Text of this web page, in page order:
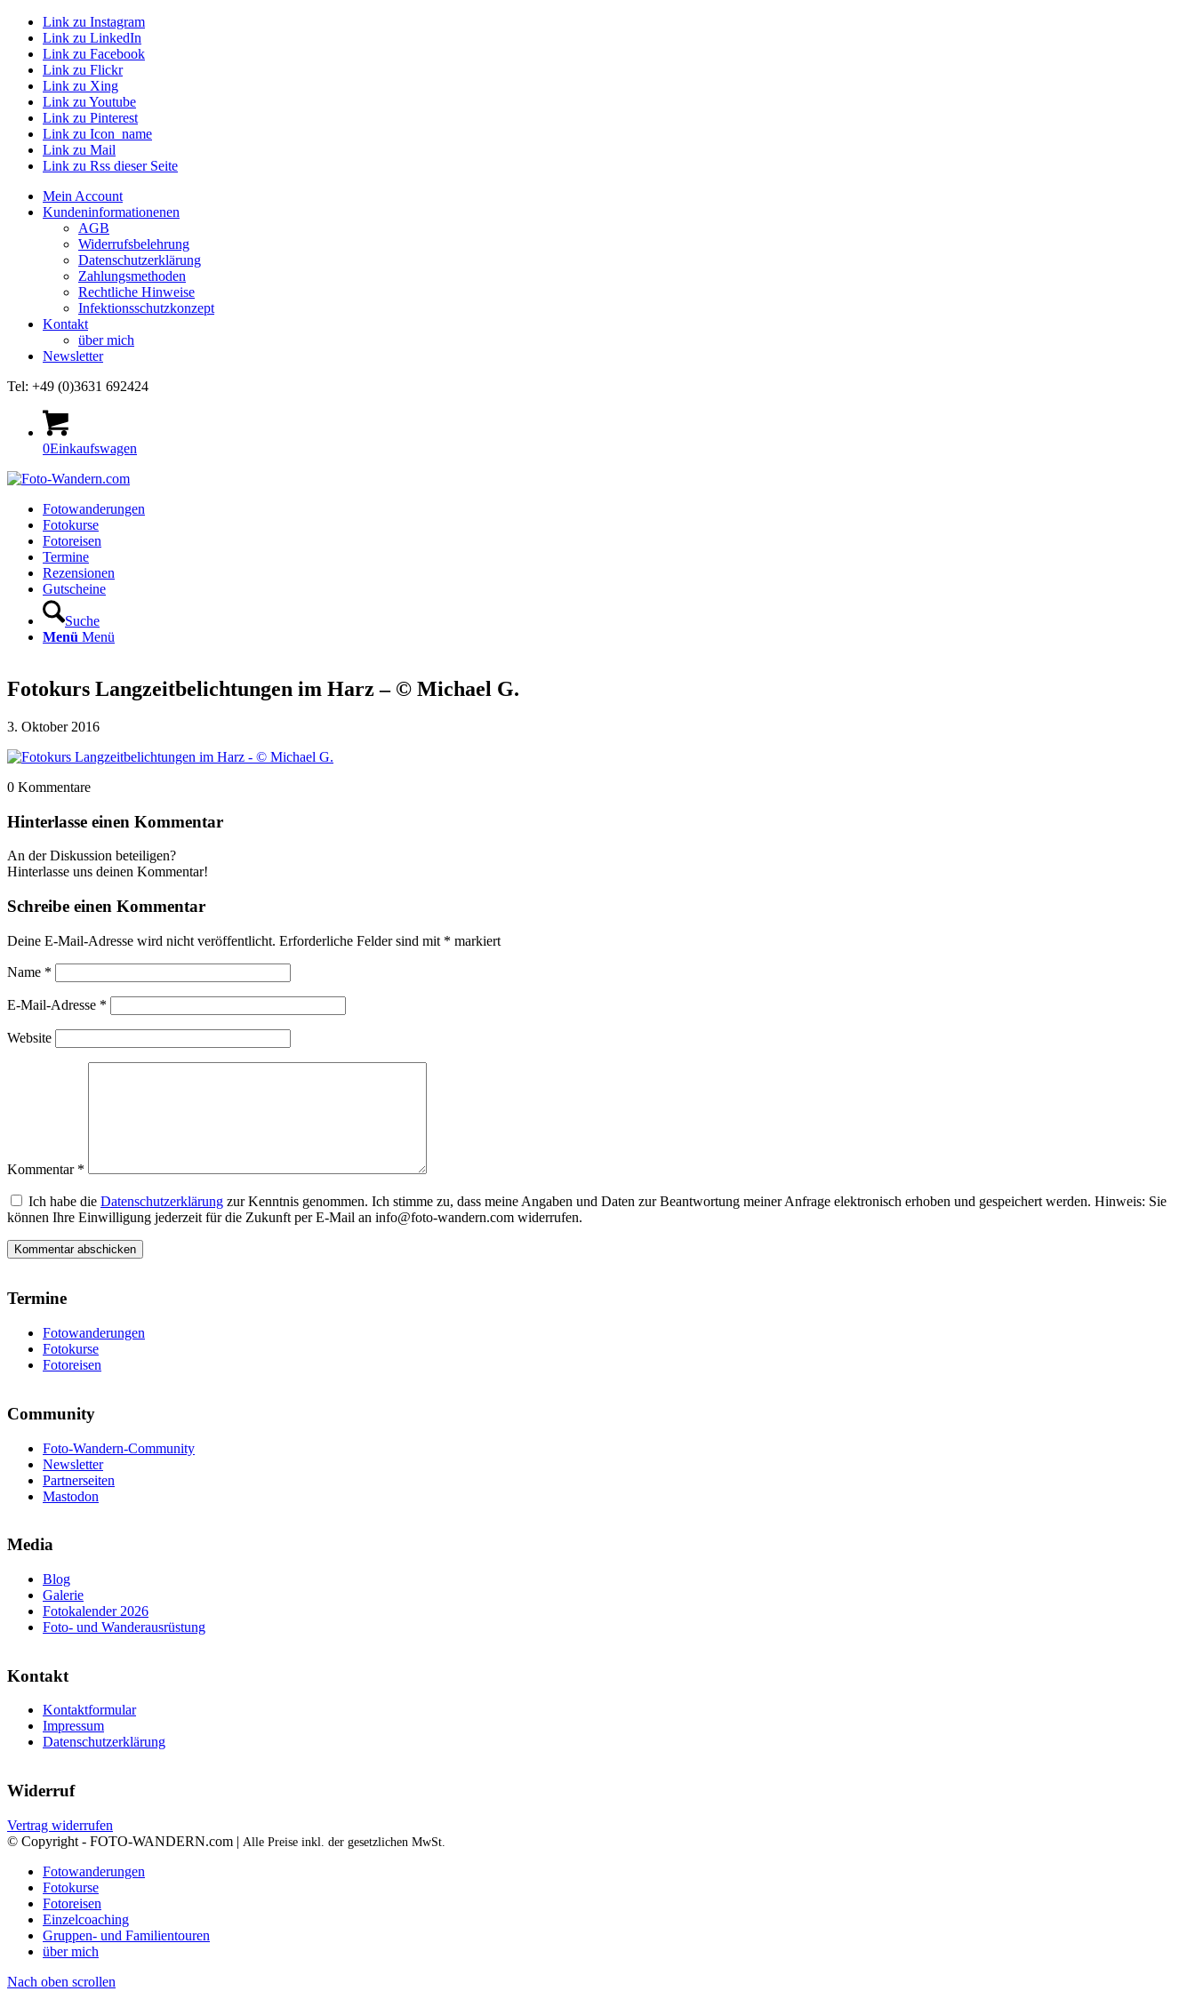
Link zu Instagram
Link zu LinkedIn
Link zu Facebook
Link zu Flickr
Link zu Xing
Link zu Youtube
Link zu Pinterest
Link zu Icon_name
Link zu Mail
Link zu Rss dieser Seite
Mein Account
Kundeninformationenen
AGB
Widerrufsbelehrung
Datenschutzerklärung
Zahlungsmethoden
Rechtliche Hinweise
Infektionsschutzkonzept
Kontakt
über mich
Newsletter
Tel: +49 (0)3631 692424
0Einkaufswagen
Fotowanderungen
Fotokurse
Fotoreisen
Termine
Rezensionen
Gutscheine
Suche
Menü Menü
Fotokurs Langzeitbelichtungen im Harz – © Michael G.
3. Oktober 2016
0 Kommentare
Hinterlasse einen Kommentar
An der Diskussion beteiligen?
Hinterlasse uns deinen Kommentar!
Schreibe einen Kommentar
Deine E-Mail-Adresse wird nicht veröffentlicht. Erforderliche Felder sind mit * markiert
Name *
E-Mail-Adresse *
Website
Kommentar *
Ich habe die Datenschutzerklärung zur Kenntnis genommen. Ich stimme zu, dass meine Angaben und Daten zur Beantwortung meiner Anfrage elektronisch erhoben und gespeichert werden. Hinweis: Sie
können Ihre Einwilligung jederzeit für die Zukunft per E-Mail an info@foto-wandern.com widerrufen.
Termine
Fotowanderungen
Fotokurse
Fotoreisen
Community
Foto-Wandern-Community
Newsletter
Partnerseiten
Mastodon
Media
Blog
Galerie
Fotokalender 2026
Foto- und Wanderausrüstung
Kontakt
Kontaktformular
Impressum
Datenschutzerklärung
Widerruf
Vertrag widerrufen
© Copyright - FOTO-WANDERN.com | Alle Preise inkl. der gesetzlichen MwSt.
Fotowanderungen
Fotokurse
Fotoreisen
Einzelcoaching
Gruppen- und Familientouren
über mich
Nach oben scrollen